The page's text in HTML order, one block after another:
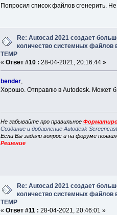
Попросил список файлов сгенерить.
Re: Autocad 2021 создает
количество системных файлов
TEMP
« Ответ #10 : 28-04-2021, 20:16:44 »
bender,
Хорошо. Отправлю в Autodesk. Может
Не забывайте про правильное
Создание и добавление Autodesk
Если Вы задали вопрос и на форуме
Решение
Re: Autocad 2021 создает
количество системных файлов
TEMP
« Ответ #11 : 28-04-2021, 20:46:01 »